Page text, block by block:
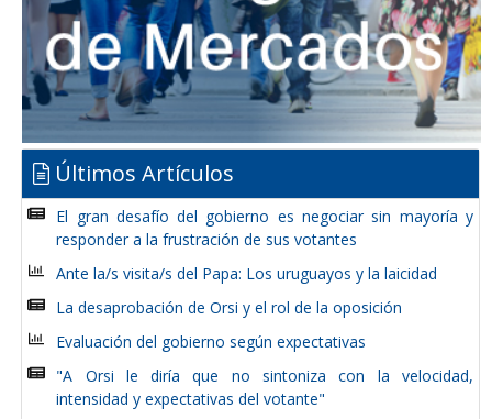
Últimos Artículos
El gran desafío del gobierno es negociar sin mayoría y
responder a la frustración de sus votantes
Ante la/s visita/s del Papa: Los uruguayos y la laicidad
La desaprobación de Orsi y el rol de la oposición
Evaluación del gobierno según expectativas
"A Orsi le diría que no sintoniza con la velocidad,
intensidad y expectativas del votante"